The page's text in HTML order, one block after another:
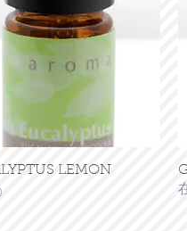
クイックビュー
LEMON